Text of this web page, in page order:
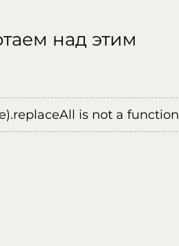
над этим
is not a function